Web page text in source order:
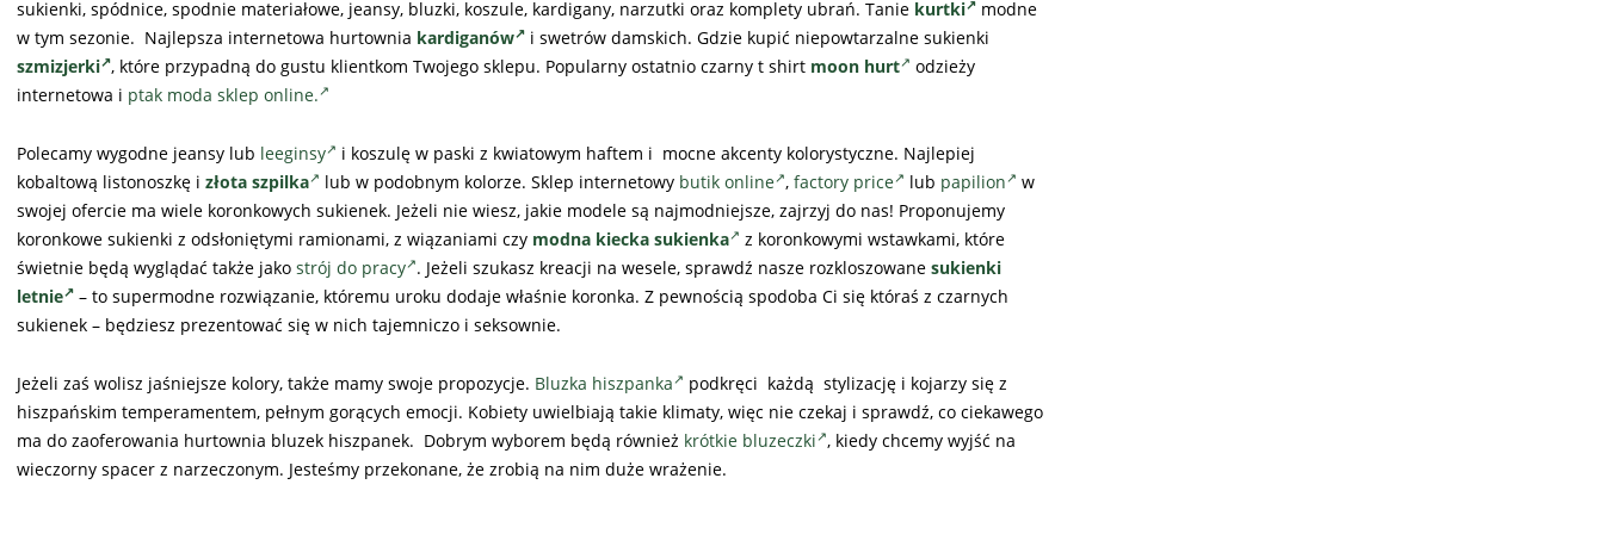
sukienki, spódnice, spodnie materiałowe, jeansy, bluzki, koszule, kardigany, narzutki oraz komplety ubrań. Tanie kurtki
modne
w tym sezonie. Najlepsza internetowa hurtownia kardiganów
i swetrów damskich. Gdzie kupić niepowtarzalne sukienki
szmizjerki , które przypadną do gustu klientkom Twojego sklepu. Popularny ostatnio czarny t shirt moon hurt
odzieży
internetowa i ptak moda sklep online.
Polecamy wygodne jeansy lub leeginsy
i koszulę w paski z kwiatowym haftem i mocne akcenty kolorystyczne. Najlepiej
kobaltową listonoszkę i złota szpilka lub w podobnym kolorze. Sklep internetowy butik online , factory price lub papilion
w
swojej ofercie ma wiele koronkowych sukienek. Jeżeli nie wiesz, jakie modele są najmodniejsze, zajrzyj do nas! Proponujemy
koronkowe sukienki z odsłoniętymi ramionami, z wiązaniami czy modna kiecka sukienka
z koronkowymi wstawkami, które
świetnie będą wyglądać także jako strój do pracy . Jeżeli szukasz kreacji na wesele, sprawdź nasze rozkloszowane sukienki
letnie
– to supermodne rozwiązanie, któremu uroku dodaje właśnie koronka. Z pewnością spodoba Ci się któraś z czarnych
sukienek – będziesz prezentować się w nich tajemniczo i seksownie.
Jeżeli zaś wolisz jaśniejsze kolory, także mamy swoje propozycje. Bluzka hiszpanka
podkręci każdą stylizację i kojarzy się z
hiszpańskim temperamentem, pełnym gorących emocji. Kobiety uwielbiają takie klimaty, więc nie czekaj i sprawdź, co ciekawego
ma do zaoferowania hurtownia bluzek hiszpanek. Dobrym wyborem będą również krótkie bluzeczki , kiedy chcemy wyjść na
wieczorny spacer z narzeczonym. Jesteśmy przekonane, że zrobią na nim duże wrażenie.